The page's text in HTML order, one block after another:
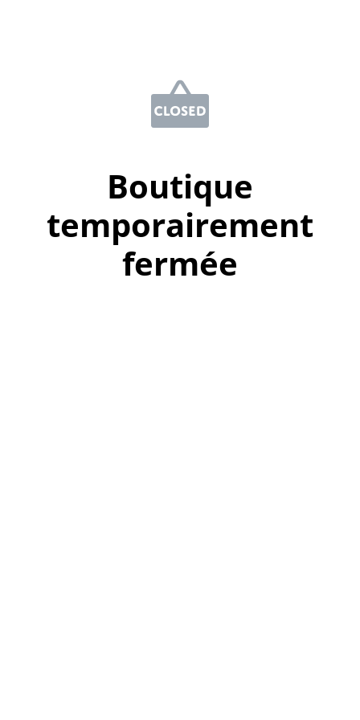
Boutique
temporairement
fermée